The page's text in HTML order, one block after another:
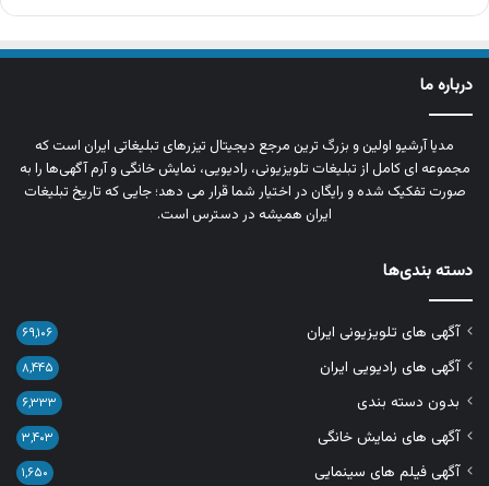
درباره ما
مدیا آرشیو اولین و بزرگ‌ ترین مرجع دیجیتال تیزرهای تبلیغاتی ایران است که
مجموعه‌ ای کامل از تبلیغات تلویزیونی، رادیویی، نمایش خانگی و آرم‌ آگهی‌ها را به‌
صورت تفکیک‌ شده و رایگان در اختیار شما قرار می‌ دهد؛ جایی که تاریخ تبلیغات
ایران همیشه در دسترس است.
دسته بندی‌ها
آگهی های تلویزیونی ایران ۶۹,۱۰۶
آگهی های رادیویی ایران ۸,۴۴۵
بدون دسته بندی ۶,۳۳۳
آگهی های نمایش خانگی ۳,۴۰۳
آگهی فیلم های سینمایی ۱,۶۵۰